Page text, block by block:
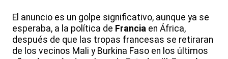
El anuncio es un golpe significativo, aunque ya se
esperaba, a la política de Francia en África,
después de que las tropas francesas se retiraran
de los vecinos Mali y Burkina Faso en los últimos